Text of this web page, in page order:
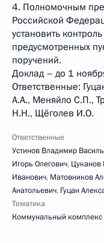
4. Полномочным
Российской
установить
предусмотренных
поручений.
Доклад – до 1
Ответственные:
А.А., Меняйло С.П.,
Н.Н., Щёголев И.О.
Ответственные
Устинов Владимир
Игорь Олегович, Цуканов
Иванович, Матовников
Анатольевич, Гуцан
Тематика
Коммунальный комплекс